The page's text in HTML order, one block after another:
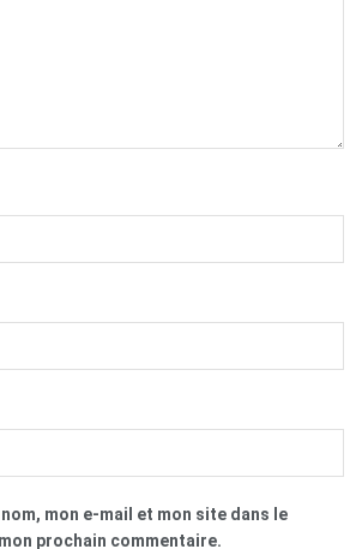
mon e-mail et mon site dans le
prochain commentaire.